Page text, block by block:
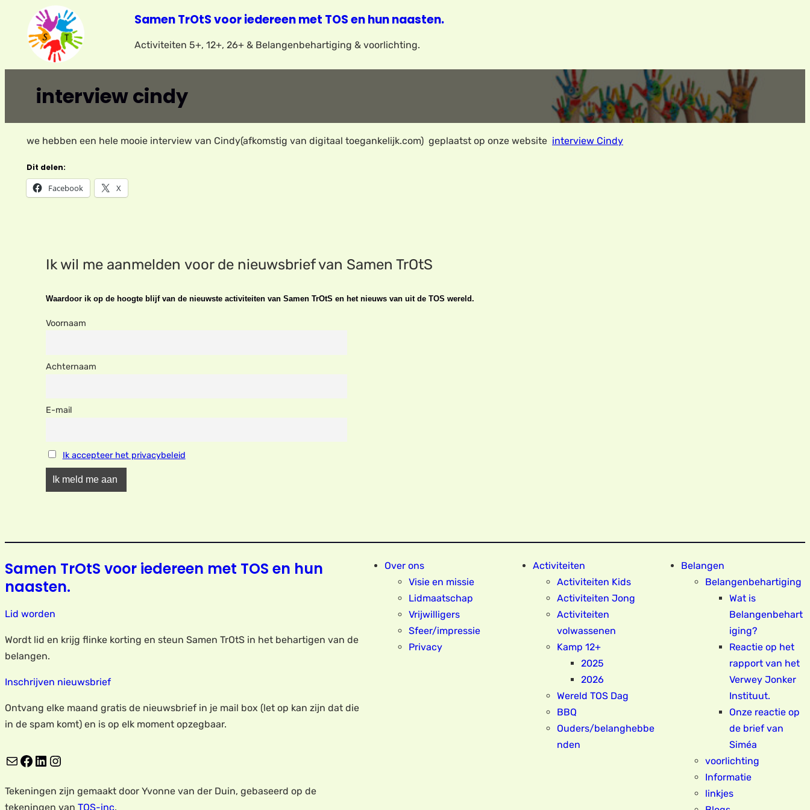
Samen TrOtS voor iedereen met TOS en hun naasten.
Activiteiten 5+, 12+, 26+ & Belangenbehartiging & voorlichting.
interview cindy
we hebben een hele mooie interview van Cindy(afkomstig van digitaal toegankelijk.com) geplaatst op onze website interview Cindy
Dit delen:
Facebook X
Ik wil me aanmelden voor de nieuwsbrief van Samen TrOtS
Waardoor ik op de hoogte blijf van de nieuwste activiteiten van Samen TrOtS en het nieuws van uit de TOS wereld.
Voornaam
Achternaam
E-mail
Ik accepteer het privacybeleid
Samen TrOtS voor iedereen met TOS en hun
naasten.
Lid worden
Wordt lid en krijg flinke korting en steun Samen TrOtS in het behartigen van de
belangen.
Inschrijven nieuwsbrief
Ontvang elke maand gratis de nieuwsbrief in je mail box (let op kan zijn dat die
in de spam komt) en is op elk moment opzegbaar.
E-mail Facebook LinkedIn Instagram
Tekeningen zijn gemaakt door Yvonne van der Duin, gebaseerd op de
tekeningen vanTOS-inc.
Over ons
Visie en missie
Lidmaatschap
Vrijwilligers
Sfeer/impressie
Privacy
Activiteiten
Activiteiten Kids
Activiteiten Jong
Activiteiten
volwassenen
Kamp 12+
2025
2026
Wereld TOS Dag
BBQ
Ouders/belanghebbe
nden
Belangen
Belangenbehartiging
Wat is
Belangenbehart
iging?
Reactie op het
rapport van het
Verwey Jonker
Instituut.
Onze reactie op
de brief van
Siméa
voorlichting
Informatie
linkjes